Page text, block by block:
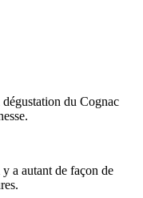
du Cognac
a autant de façon de